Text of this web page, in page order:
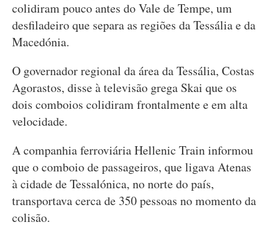
colidiram pouco antes do Vale de Tempe, um
desfiladeiro que separa as regiões da Tessália e da
Macedónia.
O governador regional da área da Tessália, Costas
Agorastos, disse à televisão grega Skai que os
dois comboios colidiram frontalmente e em alta
velocidade.
A companhia ferroviária Hellenic Train informou
que o comboio de passageiros, que ligava Atenas
à cidade de Tessalónica, no norte do país,
transportava cerca de 350 pessoas no momento da
colisão.